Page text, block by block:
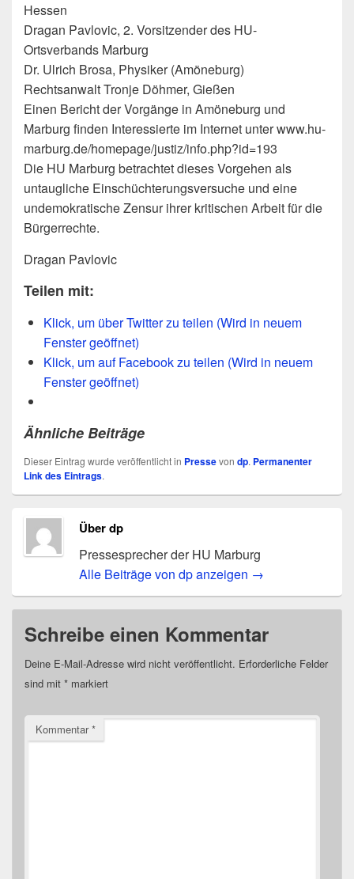
Hessen
Dragan Pavlovic, 2. Vorsitzender des HU-
Ortsverbands Marburg
Dr. Ulrich Brosa, Physiker (Amöneburg)
Rechtsanwalt Tronje Döhmer, Gießen
Einen Bericht der Vorgänge in Amöneburg und
Marburg finden Interessierte im Internet unter www.hu-
marburg.de/homepage/justiz/info.php?id=193
Die HU Marburg betrachtet dieses Vorgehen als
untaugliche Einschüchterungsversuche und eine
undemokratische Zensur ihrer kritischen Arbeit für die
Bürgerrechte.
Dragan Pavlovic
Teilen mit:
Klick, um über Twitter zu teilen (Wird in neuem
Fenster geöffnet)
Klick, um auf Facebook zu teilen (Wird in neuem
Fenster geöffnet)
Ähnliche Beiträge
Dieser Eintrag wurde veröffentlicht in Pressevon dp. Permanenter
Link des Eintrags.
Über dp
Pressesprecher der HU Marburg
Alle Beiträge von dp anzeigen →
Schreibe einen Kommentar
Deine E-Mail-Adresse wird nicht veröffentlicht. Erforderliche Felder
sind mit * markiert
Kommentar*